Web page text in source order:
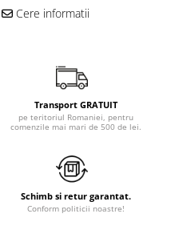
Cere informatii
Transport GRATUIT
pe teritoriul Romaniei, pentru
comenzile mai mari de 500 de lei.
Schimb si retur garantat.
Conform politicii noastre!